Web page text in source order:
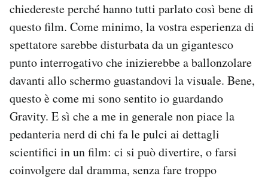
chiedereste perché hanno tutti parlato così bene di
questo film. Come minimo, la vostra esperienza di
spettatore sarebbe disturbata da un gigantesco
punto interrogativo che inizierebbe a ballonzolare
davanti allo schermo guastandovi la visuale. Bene,
questo è come mi sono sentito io guardando
Gravity. E sì che a me in generale non piace la
pedanteria nerd di chi fa le pulci ai dettagli
scientifici in un film: ci si può divertire, o farsi
coinvolgere dal dramma, senza fare troppo